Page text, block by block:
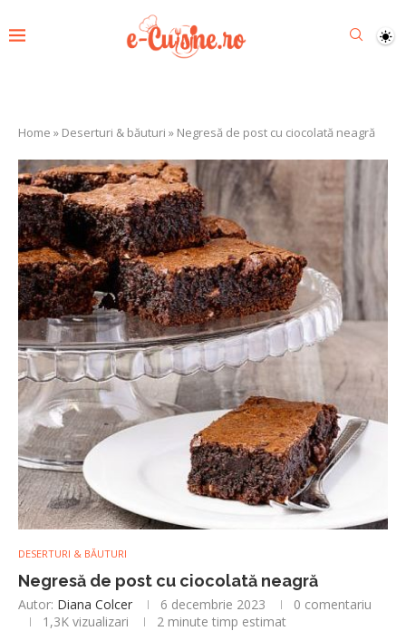
Home » Deserturi & băuturi » Negresă de post cu ciocolată neagră
DESERTURI & BĂUTURI
Negresă de post cu ciocolată neagră
Autor: Diana Colcer 6 decembrie 2023
0 comentariu
1,3K vizualizari 2 minute timp estimat